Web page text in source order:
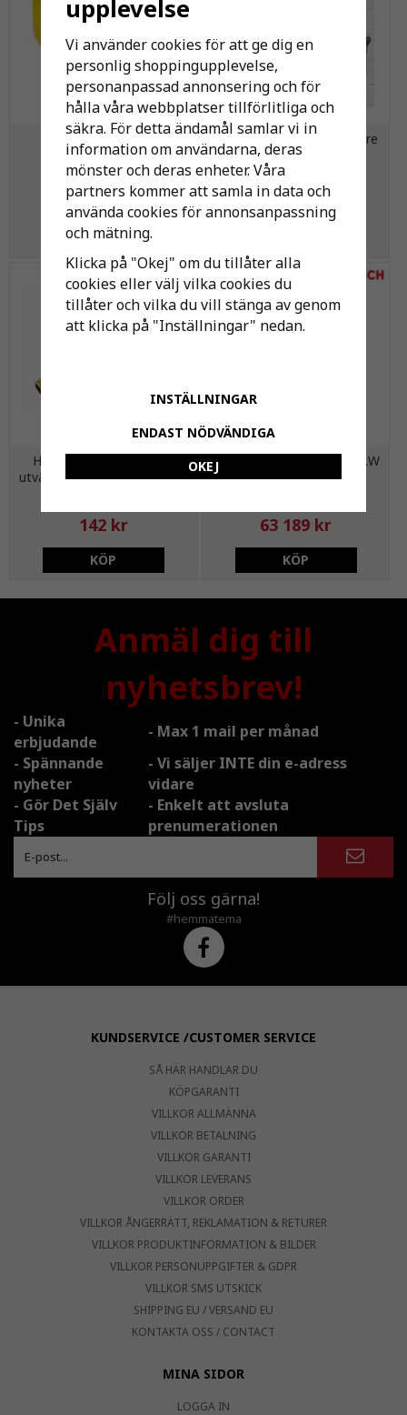
MMA Nia insats AGA
Thermopanels 1 Rörs
221 kr
KÖP
Fm Mattsson Köksblandare
Bänkmonterad 160cc
1 242 kr
Helgängad mässingsrör,
utvändig gänga G15 x L=200
142 kr
KÖP
Bosch Compress 5000 7 LW
63 189 kr
KÖP
Anmäl dig till
nyhetsbrev!
- Unika
erbjudande
- Max 1 mail per månad
- Spännande
nyheter
- Vi säljer INTE din e-adress
vidare
- Gör Det Själv
Tips
- Enkelt att avsluta
prenumerationen
Följ oss gärna!
#hemmatema
KUNDSERVICE /CUSTOMER SERVICE
SÅ HÄR HANDLAR DU
KÖPGARANTI
VILLKOR ALLMÄNNA
VILLKOR BETALNING
VILLKOR GARANTI
VILLKOR LEVERANS
VILLKOR ORDER
VILLKOR ÅNGERRÄTT, REKLAMATION & RETURER
VILLKOR PRODUKTINFORMATION & BILDER
VILLKOR PERSONUPPGIFTER & GDPR
VILLKOR SMS UTSKICK
SHIPPING EU / VERSAND EU
KONTAKTA OSS / CONTACT
MINA SIDOR
LOGGA IN
upplevelse
Vi använder cookies för att ge dig en
personlig shoppingupplevelse,
personanpassad annonsering och för
hålla våra webbplatser tillförlitliga och
säkra. För detta ändamål samlar vi in
information om användarna, deras
mönster och deras enheter. Våra
partners kommer att samla in data och
använda cookies för annonsanpassning
och mätning.
Klicka på "Okej" om du tillåter alla
cookies eller välj vilka cookies du
tillåter och vilka du vill stänga av genom
att klicka på "Inställningar" nedan.
INSTÄLLNINGAR
ENDAST NÖDVÄNDIGA
OKEJ